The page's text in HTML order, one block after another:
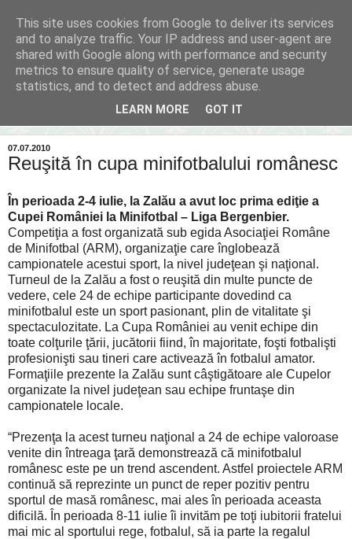
Inima Bacăului
Din inima Bacăului...spre inima ta...
07.07.2010
Reuşită în cupa minifotbalului românesc
În perioada 2-4 iulie, la Zalău a avut loc prima ediţie a
Cupei României la Minifotbal – Liga Bergenbier.
Competiţia a fost organizată sub egida Asociaţiei Române
de Minifotbal (ARM), organizaţie care înglobează
campionatele acestui sport, la nivel judeţean şi naţional.
Turneul de la Zalău a fost o reuşită din multe puncte de
vedere, cele 24 de echipe participante dovedind ca
minifotbalul este un sport pasionant, plin de vitalitate şi
spectaculozitate. La Cupa României au venit echipe din
toate colţurile ţării, jucătorii fiind, în majoritate, foşti fotbalişti
profesionişti sau tineri care activează în fotbalul amator.
Formaţiile prezente la Zalău sunt câştigătoare ale Cupelor
organizate la nivel judeţean sau echipe fruntaşe din
campionatele locale.
“Prezenţa la acest turneu naţional a 24 de echipe valoroase
venite din întreaga ţară demonstrează că minifotbalul
românesc este pe un trend ascendent. Astfel proiectele ARM
continuă să reprezinte un punct de reper pozitiv pentru
sportul de masă românesc, mai ales în perioada aceasta
dificilă. În perioada 8-11 iulie îi invităm pe toţi iubitorii fratelui
mai mic al sportului rege, fotbalul, să ia parte la regalul
This site uses cookies from Google to deliver its services
and to analyze traffic. Your IP address and user-agent are
shared with Google along with performance and security
metrics to ensure quality of service, generate usage
statistics, and to detect and address abuse.
LEARN MORE GOT IT